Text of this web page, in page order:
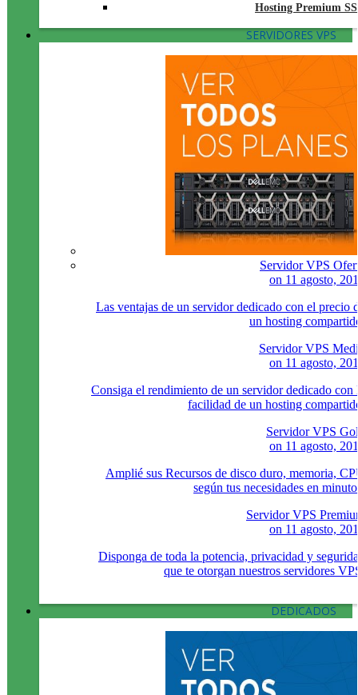
Hosting Premium
SERVIDORES VPS
Servidor VPS
on 11 agosto,
Las ventajas de un servidor dedicado con el precio
un hosting
Servidor VPS
on 11 agosto,
Consiga el rendimiento de un servidor dedicado con
facilidad de un hosting
Servidor VPS
on 11 agosto,
Amplié sus Recursos de disco duro, memoria,
según tus necesidades en
Servidor VPS
on 11 agosto,
Disponga de toda la potencia, privacidad y
que te otorgan nuestros servidores
DEDICADOS